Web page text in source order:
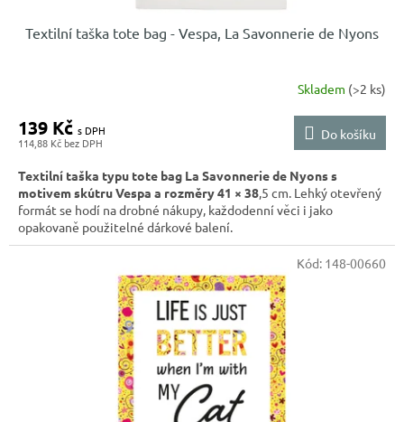
Textilní taška tote bag - Vespa, La Savonnerie de Nyons
Skladem (>2 ks)
114,88 Kč
139 Kč Do košíku
Textilní taška typu tote bag La Savonnerie de Nyons s
motivem skútru Vespa a rozměry 41 × 38,5 cm. Lehký otevřený
formát se hodí na drobné nákupy, každodenní věci i jako
opakovaně použitelné dárkové balení.
Kód: 148-00660